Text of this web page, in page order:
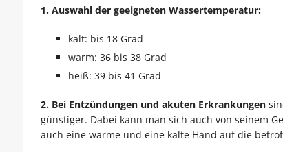
1. Auswahl der geeigneten Wassertemperatur:
kalt: bis 18 Grad
warm: 36 bis 38 Grad
heiß: 39 bis 41 Grad
2. Bei Entzündungen und akuten Erkrankungen
günstiger. Dabei kann man sich auch von seinem
auch eine warme und eine kalte Hand auf die